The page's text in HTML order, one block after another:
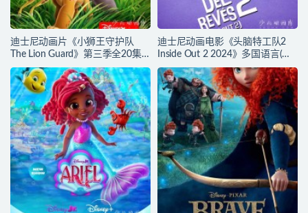
迪士尼动画片《小狮王守护队
The Lion Guard》第三季全20集
多国语言(含国语)+多国字幕(含中
文) 官方纯净收藏版
720P/MKV/15.9G 动画片小狮王
守护队下载
迪士尼动画电影《头脑特工队2
Inside Out 2 2024》多国语言(含
国语)+多国字幕(含中文) 官方纯净
收藏版 720P/MKV/4.75G 动画片
头脑特工队下载